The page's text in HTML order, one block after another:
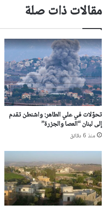
مقالات ذات صلة
تحوّلات في علي الطاهر: واشنطن تقدم
إلى لبنان “العصا والجزرة”
منذ 6 دقائق